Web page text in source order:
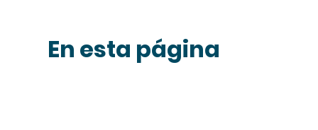
En esta página